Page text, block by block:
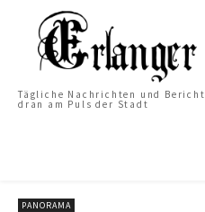
Tägliche Nachrichten und
dran am Puls der Stadt
PANORAMA